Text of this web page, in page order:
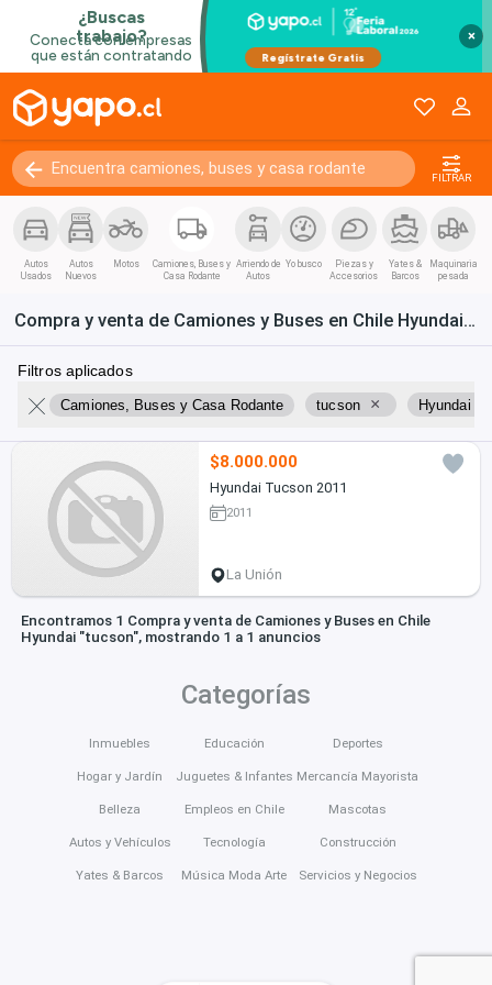
×
FILTRAR
Autos
Usados
Autos
Nuevos
Motos
Camiones, Buses y
Casa Rodante
Arriendo de
Autos
Yo busco
Piezas y
Accesorios
Yates &
Barcos
Maquinaria
pesada
Compra y venta de Camiones y Buses en Chile Hyundai "tucson"
Filtros aplicados
Camiones, Buses y Casa Rodante tucson × Hyundai
$8.000.000
Hyundai Tucson 2011
2011
La Unión
Encontramos 1 Compra y venta de Camiones y Buses en Chile
Hyundai "tucson", mostrando 1 a 1 anuncios
Categorías
Inmuebles
Hogar y Jardín
Belleza
Autos y Vehículos
Yates & Barcos
Educación
Juguetes & Infantes
Empleos en Chile
Tecnología
Música Moda Arte
Deportes
Mercancía Mayorista
Mascotas
Construcción
Servicios y Negocios